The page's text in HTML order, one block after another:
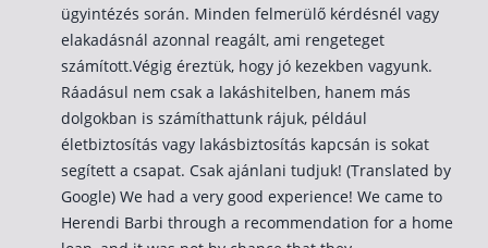
ügyintézés során. Minden felmerülő kérdésnél vagy
elakadásnál azonnal reagált, ami rengeteget
számított.Végig éreztük, hogy jó kezekben vagyunk.
Ráadásul nem csak a lakáshitelben, hanem más
dolgokban is számíthattunk rájuk, például
életbiztosítás vagy lakásbiztosítás kapcsán is sokat
segített a csapat. Csak ajánlani tudjuk! (Translated by
Google) We had a very good experience! We came to
Herendi Barbi through a recommendation for a home